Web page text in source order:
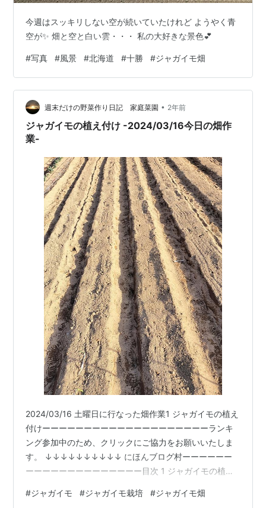
今週はスッキリしない空が続いていたけれど ようやく青
空が✨ 畑と空と白い雲・・・ 私の大好きな景色💕
#写真 #風景 #北海道 #十勝 #ジャガイモ畑
週末だけの野菜作り日記 家庭菜園 • 2年前
ジャガイモの植え付け -2024/03/16今日の畑作
業-
2024/03/16 土曜日に行なった畑作業1 ジャガイモの植え
付けーーーーーーーーーーーーーーーーーーーーランキ
ング参加中のため、クリックにご協力をお願いいたしま
す。 ↓↓↓↓↓↓↓↓↓↓ にほんブログ村ーーーーーー
ーーーーーーーーーーーーーー目次 1 ジャガイモの植え
ガイモの植え付け 品目：じゃがいも(種芋) 品種：男爵、
#ジャガイモ #ジャガイモ栽培 #ジャガイモ畑